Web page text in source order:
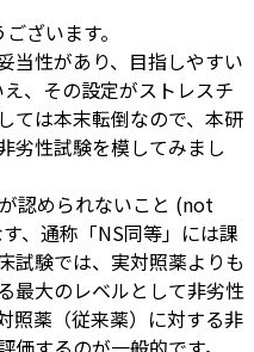
ざいます。
当性があり、目指しやすい
、その設定がストレスチ
ては本末転倒なので、本研
劣性試験を模してみまし
認められないこと (not
、通称「NS同等」には課
試験では、実対照薬よりも
最大のレベルとして非劣性
照薬（従来薬）に対する非